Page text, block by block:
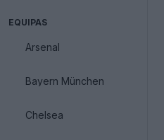
EQUIPAS
Arsenal
Bayern München
Chelsea